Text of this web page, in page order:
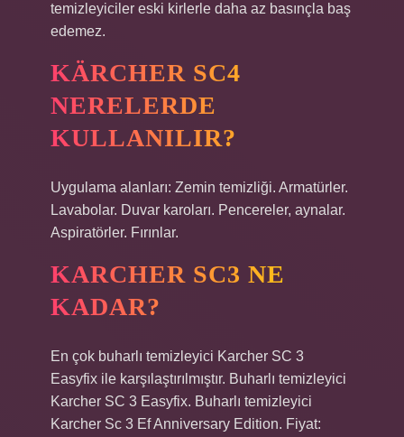
temizleyiciler eski kirlerle daha az basınçla baş
edemez.
KÄRCHER SC4
NERELERDE
KULLANILIR?
Uygulama alanları: Zemin temizliği. Armatürler.
Lavabolar. Duvar karoları. Pencereler, aynalar.
Aspiratörler. Fırınlar.
KARCHER SC3 NE
KADAR?
En çok buharlı temizleyici Karcher SC 3
Easyfix ile karşılaştırılmıştır. Buharlı temizleyici
Karcher SC 3 Easyfix. Buharlı temizleyici
Karcher Sc 3 Ef Anniversary Edition. Fiyat: